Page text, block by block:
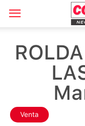
Venta